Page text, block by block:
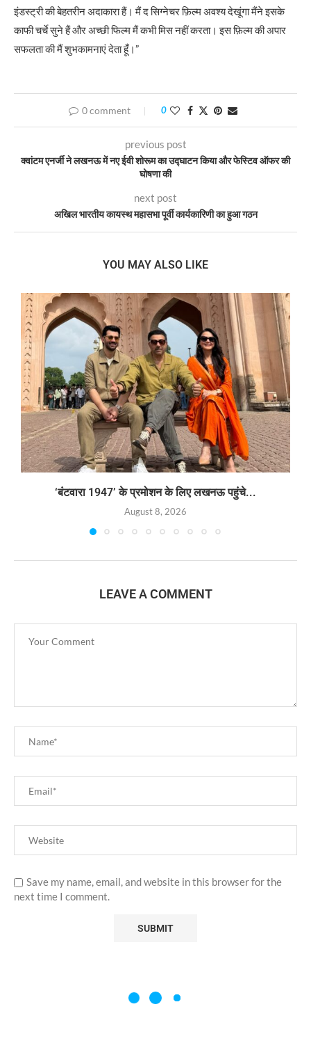
इंडस्ट्री की बेहतरीन अदाकारा हैं। मैं द सिग्नेचर फ़िल्म अवश्य देखूंगा मैंने इसके
काफी चर्चे सुने हैं और अच्छी फिल्म मैं कभी मिस नहीं करता। इस फ़िल्म की अपार
सफलता की मैं शुभकामनाएं देता हूँ।”
0 comment 0
previous post
क्वांटम एनर्जी ने लखनऊ में नए ईवी शोरूम का उद्घाटन किया और फेस्टिव ऑफर की
घोषणा की
next post
अखिल भारतीय कायस्थ महासभा पूर्वी कार्यकारिणी का हुआ गठन
YOU MAY ALSO LIKE
‘बंटवारा 1947’ के प्रमोशन के लिए लखनऊ पहुंचे...
August 8, 2026
LEAVE A COMMENT
Save my name, email, and website in this browser for the
next time I comment.